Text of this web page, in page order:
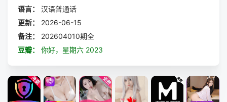
语言：
汉语普通话
更新：
2026-06-15
备注：
202604010期全
豆瓣：
你好，星期六 2023